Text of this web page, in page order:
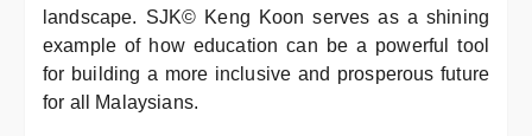
landscape. SJK© Keng Koon serves as a shining
example of how education can be a powerful tool
for building a more inclusive and prosperous future
for all Malaysians.